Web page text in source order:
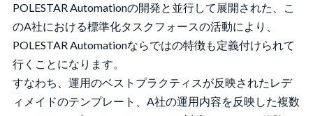
POLESTAR Automationの開発と並行して展開された、こ
のA社における標準化タスクフォースの活動により、
POLESTAR Automationならではの特徴も定義付けられて
行くことになります。
すなわち、運用のベストプラクティスが反映されたレデ
ィメイドのテンプレート、A社の運用内容を反映した複数